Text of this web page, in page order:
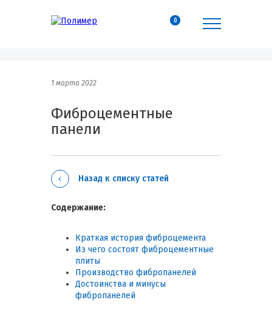
0
1 марта 2022
Фиброцементные
панели
Назад к списку статей
Содержание:
Краткая история фиброцемента
Из чего состоят фиброцементные
плиты
Производство фибропанелей
Достоинства и минусы
фибропанелей